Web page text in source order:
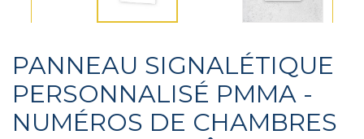
PANNEAU SIGNALÉTIQUE
PERSONNALISÉ PMMA -
NUMÉROS DE CHAMBRES